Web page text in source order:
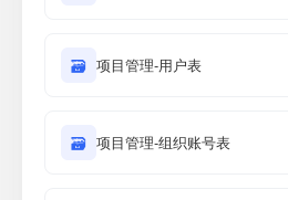
🗃 项目管理-用户表
🗃 项目管理-组织账号表